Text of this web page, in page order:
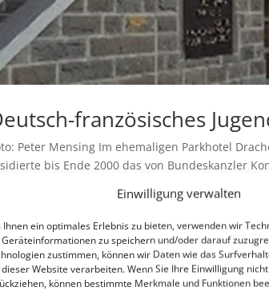
Einwilligung verwalten
Ihnen ein optimales Erlebnis zu bieten, verwenden wir
zu speichern und/oder darauf
zustimmen, können wir Daten wie das
Website verarbeiten. Wenn Sie Ihre Einwilligung
können bestimmte Merkmale und Funktionen
französisches
Peter Mensing Im ehemaligen Parkhotel
bis Ende 2000 das von Bundeskanzler